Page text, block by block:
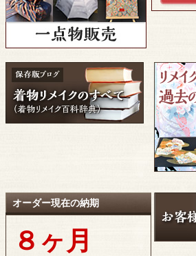
オーダー現在の納期
８ヶ月